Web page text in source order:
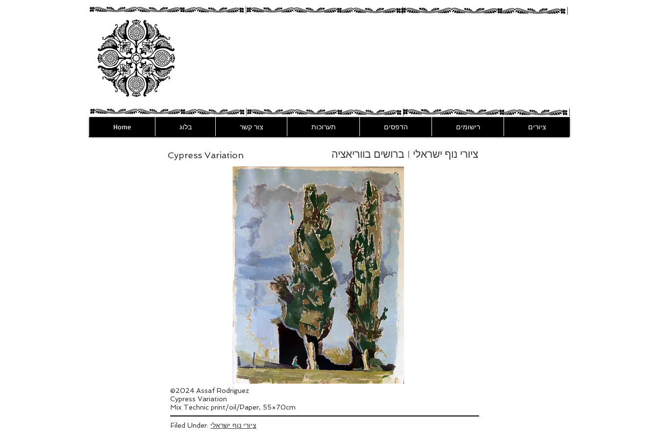
Home בלוג צור קשר תערוכות הדפסים רישומים ציורים
Cypress Variation ציורי נוף ישראלי | ברושים בווריאציה
©2024 Assaf Rodriguez
Cypress Variation
Mix Technic print/oil/Paper, 55×70cm
Filed Under: ציורי נוף ישראלי